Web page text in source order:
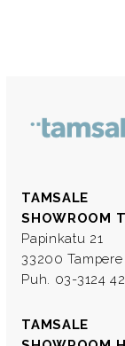
TAMSALE
SHOWROOM
Papinkatu 21
33200 Tampere
Puh. 03-3124
TAMSALE